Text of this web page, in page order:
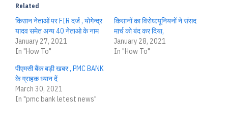
Related
किसान नेताओं पर FIR दर्ज , योगेन्द्र
यादव समेत अन्य 40 नेताओ के नाम
January 27, 2021
In "How To"
किसानों का विरोध:यूनियनों ने संसद
मार्च को बंद कर दिया,
January 28, 2021
In "How To"
पीएमसी बैंक बड़ी खबर , PMC BANK
के ग्राहक ध्यान दें
March 30, 2021
In "pmc bank letest news"